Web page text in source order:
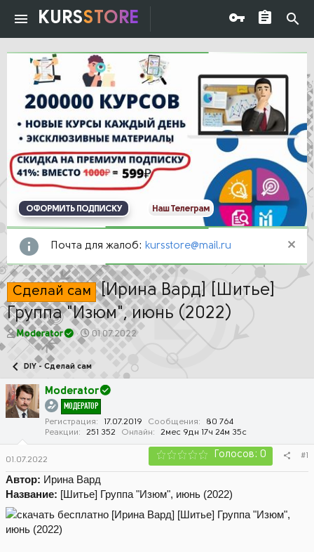
KURSSTORE
ОФОРМИТЬ ПОДПИСКУ Наш Телеграм
Почта для жалоб: kursstore@mail.ru
Сделай сам [Ирина Вард] [Шитье]
Группа "Изюм", июнь (2022)
А
т
о
р
т
е
Moderator
Д
а
а
ч
а
л
а
01.07.2022
DIY - Сделай сам
Moderator
МОДЕРАТОР
Регистрация 17.07.2019 Сообщения
80 764
Реакции
251 352 Онлайн 2мес 9дн 17ч 24м 35с
01.07.2022 Голосов: 0 #1
Автор: Ирина Вард
Название: [Шитье] Группа "Изюм", июнь (2022)